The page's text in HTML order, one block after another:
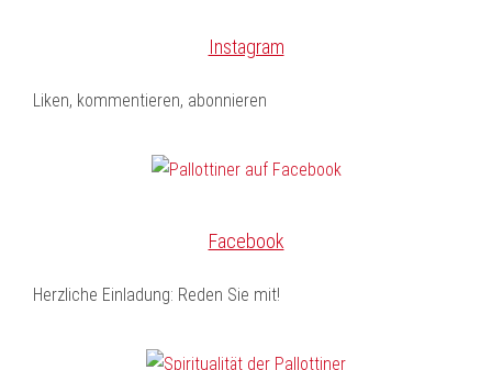
Instagram
Liken, kommentieren, abonnieren
Facebook
Herzliche Einladung: Reden Sie mit!